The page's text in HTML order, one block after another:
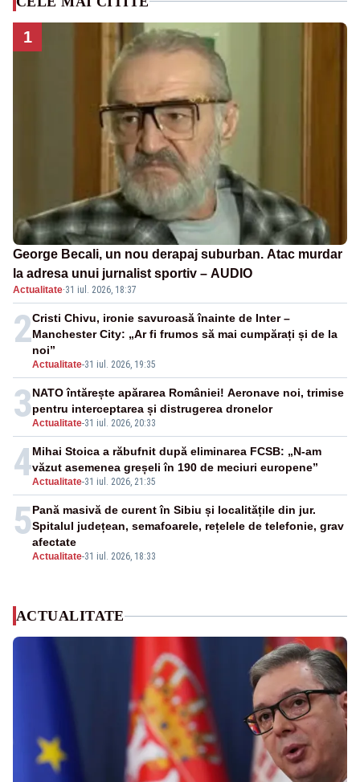
1
George Becali, un nou derapaj suburban. Atac murdar
la adresa unui jurnalist sportiv – AUDIO
Actualitate·31 iul. 2026, 18:37
2
Actualitate-31 iul. 2026, 19:35
Cristi Chivu, ironie savuroasă înainte de Inter –
Manchester City: „Ar fi frumos să mai cumpărați și de la
noi”
3Actualitate-31 iul. 2026, 20:33
NATO întărește apărarea României! Aeronave noi, trimise
pentru interceptarea și distrugerea dronelor
4Actualitate-31 iul. 2026, 21:35
Mihai Stoica a răbufnit după eliminarea FCSB: „N-am
văzut asemenea greșeli în 190 de meciuri europene”
5
Actualitate-31 iul. 2026, 18:33
Pană masivă de curent în Sibiu și localitățile din jur.
Spitalul județean, semafoarele, rețelele de telefonie, grav
afectate
ACTUALITATE